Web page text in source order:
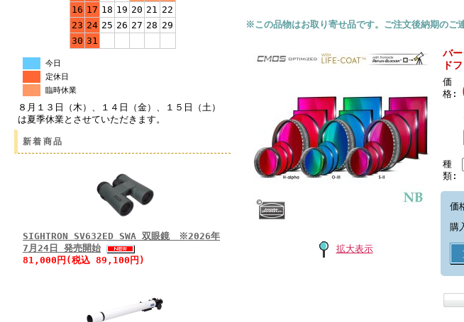
16 17 18 19 20 21 22
23 24 25 26 27 28 29
30 31
今日
定休日
臨時休業
８月１３日（木）、１４日（金）、１５日（土）
は夏季休業とさせていただきます。
新着商品
SIGHTRON SV632ED SWA 双眼鏡 ※2026年
7月24日 発売開始
81,000円(税込 89,100円)
※この品物はお取り寄せ品です。ご注文後納期のご
拡大表示
バ
ド
価
格:
種
類:
価
購